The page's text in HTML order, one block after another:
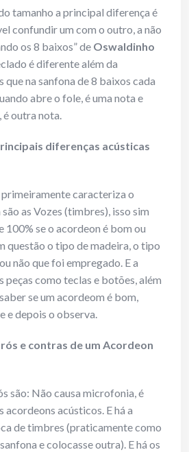
tamanho a principal diferença é
confundir um com o outro, a não
os 8 baixos” de Oswaldinho
é diferente além da
que na sanfona de 8 baixos cada
abre o fole, é uma nota e
é outra nota.
diferenças acústicas
primeiramente caracteriza o
as Vozes (timbres), isso sim
100% se o acordeon é bom ou
questão o tipo de madeira, o tipo
não que foi empregado. E a
peças como teclas e botões, além
se um acordeom é bom,
e depois o observa.
e contras de um Acordeon
são: Não causa microfonia, é
acordeons acústicos. E há a
de timbres (praticamente como
e colocasse outra). E há os